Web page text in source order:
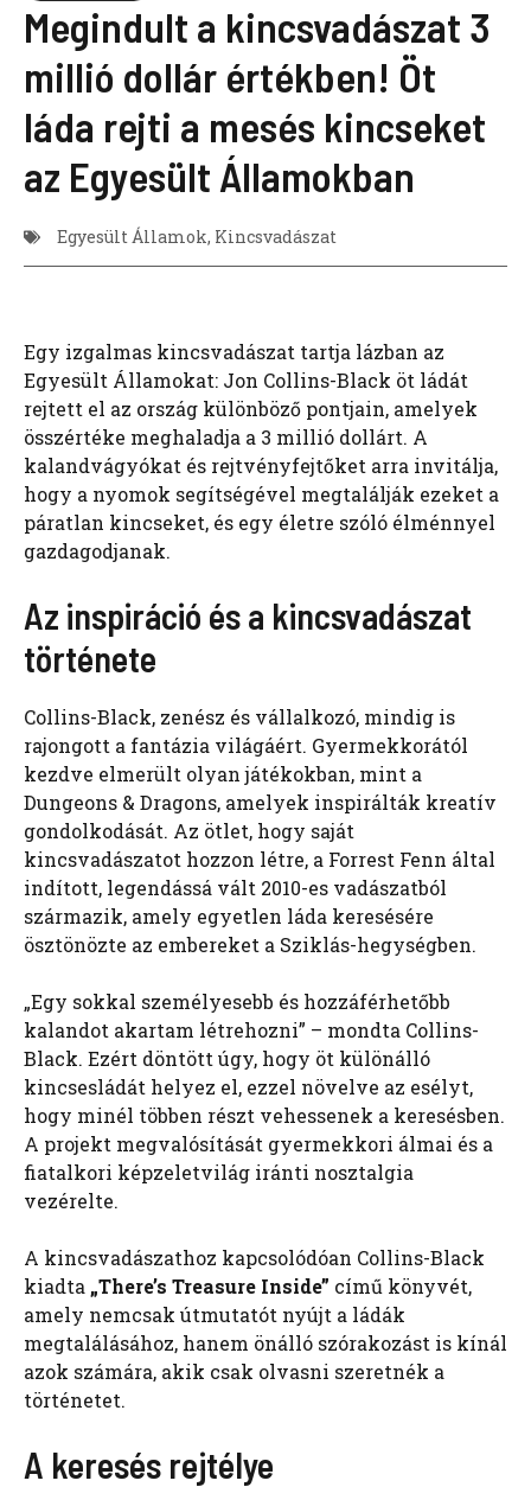
Megindult a kincsvadászat 3
millió dollár értékben! Öt
láda rejti a mesés kincseket
az Egyesült Államokban
Egyesült Államok, Kincsvadászat
Egy izgalmas kincsvadászat tartja lázban az
Egyesült Államokat: Jon Collins-Black öt ládát
rejtett el az ország különböző pontjain, amelyek
összértéke meghaladja a 3 millió dollárt. A
kalandvágyókat és rejtvényfejtőket arra invitálja,
hogy a nyomok segítségével megtalálják ezeket a
páratlan kincseket, és egy életre szóló élménnyel
gazdagodjanak.
Az inspiráció és a kincsvadászat
története
Collins-Black, zenész és vállalkozó, mindig is
rajongott a fantázia világáért. Gyermekkorától
kezdve elmerült olyan játékokban, mint a
Dungeons & Dragons, amelyek inspirálták kreatív
gondolkodását. Az ötlet, hogy saját
kincsvadászatot hozzon létre, a Forrest Fenn által
indított, legendássá vált 2010-es vadászatból
származik, amely egyetlen láda keresésére
ösztönözte az embereket a Sziklás-hegységben.
„Egy sokkal személyesebb és hozzáférhetőbb
kalandot akartam létrehozni” – mondta Collins-
Black. Ezért döntött úgy, hogy öt különálló
kincsesládát helyez el, ezzel növelve az esélyt,
hogy minél többen részt vehessenek a keresésben.
A projekt megvalósítását gyermekkori álmai és a
fiatalkori képzeletvilág iránti nosztalgia
vezérelte.
A kincsvadászathoz kapcsolódóan Collins-Black
kiadta „There’s Treasure Inside” című könyvét,
amely nemcsak útmutatót nyújt a ládák
megtalálásához, hanem önálló szórakozást is kínál
azok számára, akik csak olvasni szeretnék a
történetet.
A keresés rejtélye